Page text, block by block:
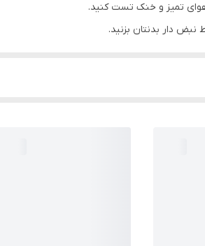
هوای تمیز و خنک تست کنید.
دار بدنتان بزنید.